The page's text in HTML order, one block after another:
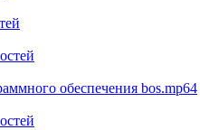
обеспечения bos.mp64